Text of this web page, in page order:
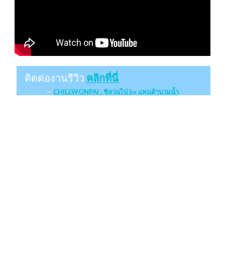
ติดต่องานรีวิว คลิกที่นี่
CHILLWONPAI : ชิลวนไป by แพนด้าบวมน้ำ